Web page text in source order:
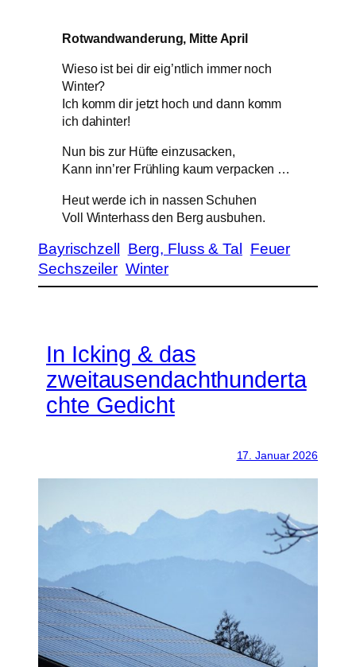
Rotwandwanderung, Mitte April
Wieso ist bei dir eig’ntlich immer noch
Winter?
Ich komm dir jetzt hoch und dann komm
ich dahinter!
Nun bis zur Hüfte einzusacken,
Kann inn’rer Frühling kaum verpacken …
Heut werde ich in nassen Schuhen
Voll Winterhass den Berg ausbuhen.
Bayrischzell Berg, Fluss & Tal Feuer
Sechszeiler Winter
In Icking & das
zweitausendachthunderta
chte Gedicht
17. Januar 2026